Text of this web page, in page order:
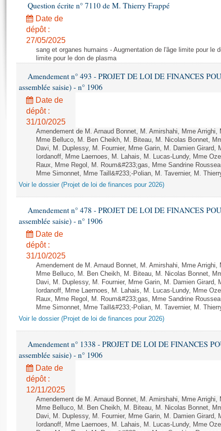
Projets de loi
Propositions de loi
Amendements
Textes adoptés
Rapports législatifs
Rapports sur l'application des lois
Baromètre de l’application des lois
Dossiers législatifs
Budget et sécurité sociale
Questions écrites et orales
Comptes rendus des débats
Histoire
Juniors
Anciennes législatures
Contacts et plan d'accès
Photos libres de droit
Question écrite n° 7110 de M. Thierry Frappé
Date de
dépôt :
27/05/2025
sang et organes humains - Augmentation de l'âge limite pour le
limite pour le don de plasma
Amendement n° 493 - PROJET DE LOI DE FINANCES
assemblée saisie) - n° 1906
Date de
dépôt :
31/10/2025
Amendement de M. Arnaud Bonnet, M. Amirshahi, Mme
Mme Belluco, M. Ben Cheikh, M. Biteau, M. Nicolas Bonnet,
Davi, M. Duplessy, M. Fournier, Mme Garin, M. Damien Girard,
Iordanoff, Mme Laernoes, M. Lahais, M. Lucas-Lundy, Mme
Raux, Mme Regol, M. Roum&#233;gas, Mme Sandrine
Mme Simonnet, Mme Taill&#233;-Polian, M. Tavernier, M.
Voir le dossier (Projet de loi de finances pour 2026)
Amendement n° 478 - PROJET DE LOI DE FINANCES
assemblée saisie) - n° 1906
Date de
dépôt :
31/10/2025
Amendement de M. Arnaud Bonnet, M. Amirshahi, Mme
Mme Belluco, M. Ben Cheikh, M. Biteau, M. Nicolas Bonnet,
Davi, M. Duplessy, M. Fournier, Mme Garin, M. Damien Girard,
Iordanoff, Mme Laernoes, M. Lahais, M. Lucas-Lundy, Mme
Raux, Mme Regol, M. Roum&#233;gas, Mme Sandrine
Mme Simonnet, Mme Taill&#233;-Polian, M. Tavernier, M.
Voir le dossier (Projet de loi de finances pour 2026)
Amendement n° 1338 - PROJET DE LOI DE FINANCES
assemblée saisie) - n° 1906
Date de
dépôt :
12/11/2025
Amendement de M. Arnaud Bonnet, M. Amirshahi, Mme
Mme Belluco, M. Ben Cheikh, M. Biteau, M. Nicolas Bonnet,
Davi, M. Duplessy, M. Fournier, Mme Garin, M. Damien Girard,
Iordanoff, Mme Laernoes, M. Lahais, M. Lucas-Lundy, Mme